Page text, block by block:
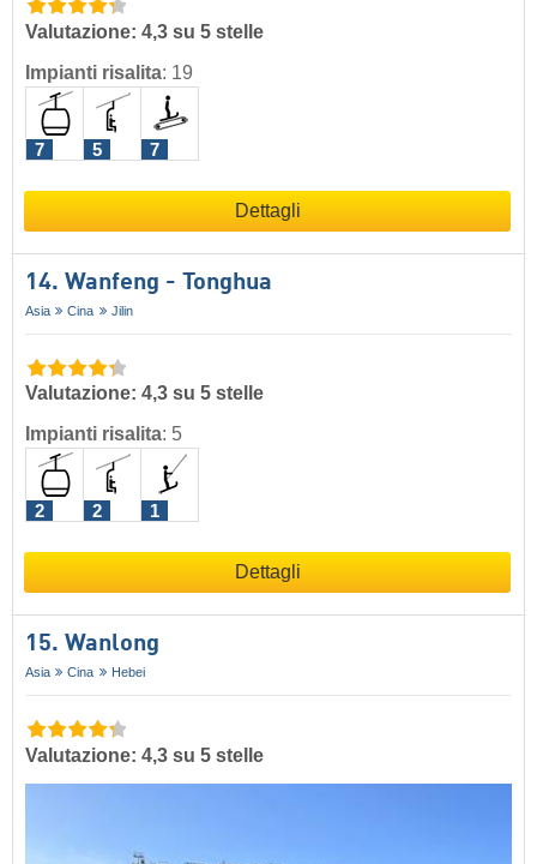
Valutazione: 4,3 su 5 stelle
Impianti risalita: 19
7 5 7
Dettagli
14. Wanfeng - Tonghua
Asia Cina Jilin
Valutazione: 4,3 su 5 stelle
Impianti risalita: 5
2 2 1
Dettagli
15. Wanlong
Asia Cina Hebei
Valutazione: 4,3 su 5 stelle